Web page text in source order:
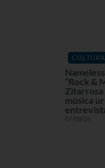
CULTURA
“Rock &
Zitarrosa
música
07/08/26